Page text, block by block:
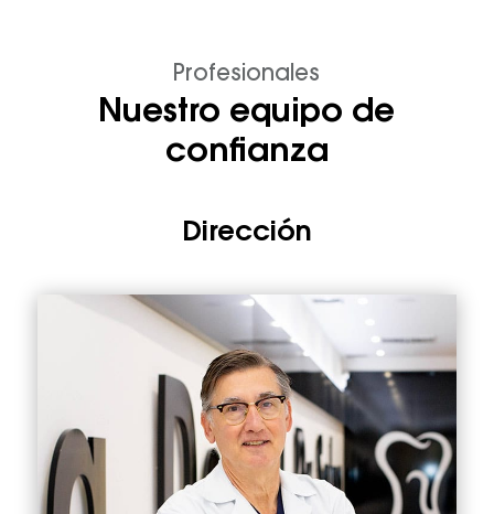
Profesionales
Nuestro equipo de
confianza
Dirección